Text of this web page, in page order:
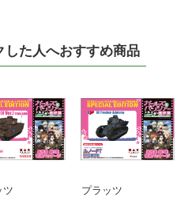
した人へおすすめ商品
ツ プラッツ